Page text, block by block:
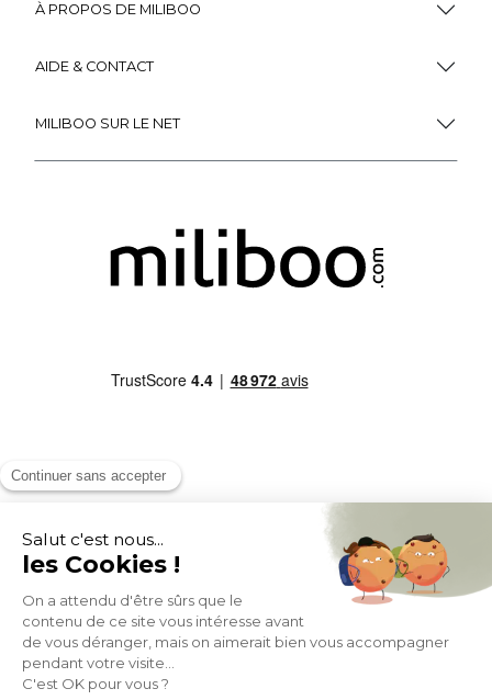
À PROPOS DE MILIBOO
AIDE & CONTACT
MILIBOO SUR LE NET
MOYENS DE PAIEMENT